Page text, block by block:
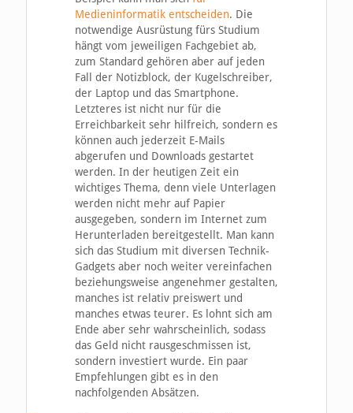
Medieninformatik entscheiden. Die
notwendige Ausrüstung fürs Studium
hängt vom jeweiligen Fachgebiet ab,
zum Standard gehören aber auf jeden
Fall der Notizblock, der Kugelschreiber,
der Laptop und das Smartphone.
Letzteres ist nicht nur für die
Erreichbarkeit sehr hilfreich, sondern es
können auch jederzeit E-Mails
abgerufen und Downloads gestartet
werden. In der heutigen Zeit ein
wichtiges Thema, denn viele Unterlagen
werden nicht mehr auf Papier
ausgegeben, sondern im Internet zum
Herunterladen bereitgestellt. Man kann
sich das Studium mit diversen Technik-
Gadgets aber noch weiter vereinfachen
beziehungsweise angenehmer gestalten,
manches ist relativ preiswert und
manches etwas teurer. Es lohnt sich am
Ende aber sehr wahrscheinlich, sodass
das Geld nicht rausgeschmissen ist,
sondern investiert wurde. Ein paar
Empfehlungen gibt es in den
nachfolgenden Absätzen.